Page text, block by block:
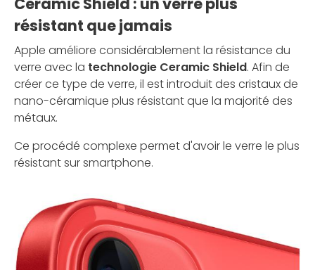
Ceramic Shield : un verre plus
résistant que jamais
Apple améliore considérablement la résistance du
verre avec la technologie Ceramic Shield. Afin de
créer ce type de verre, il est introduit des cristaux de
nano-céramique plus résistant que la majorité des
métaux.
Ce procédé complexe permet d'avoir le verre le plus
résistant sur smartphone.